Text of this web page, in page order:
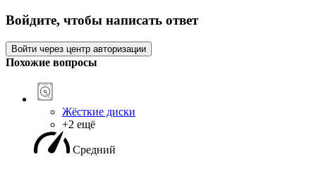
Войдите, чтобы написать ответ
Войти через центр авторизации
Похожие вопросы
Жёсткие диски
+2 ещё
Средний